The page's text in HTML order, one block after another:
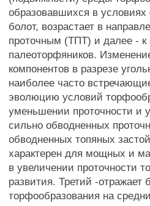
образовавшихся в
болот, возрастает в
проточным (ТПТ) и далее -
палеоторфяников.
компонентов в разрезе
наиболее часто
эволюцию условий
уменьшении проточности и
сильно обводненных
обводненных топяных
характерен для мощных и
в увеличении проточности
развития. Третий -отражает
торфообразования на